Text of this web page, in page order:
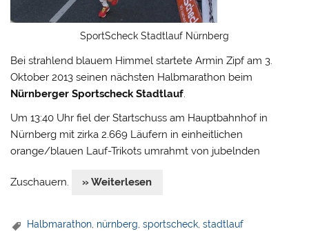
SportScheck Stadtlauf Nürnberg
Bei strahlend blauem Himmel startete Armin Zipf am 3.
Oktober 2013 seinen nächsten Halbmarathon beim
Nürnberger Sportscheck Stadtlauf.
Um 13:40 Uhr fiel der Startschuss am Hauptbahnhof in
Nürnberg mit zirka 2.669 Läufern in einheitlichen
orange/blauen Lauf-Trikots umrahmt von jubelnden
Zuschauern. » Weiterlesen
Halbmarathon nürnberg ,sportscheck ,stadtlauf